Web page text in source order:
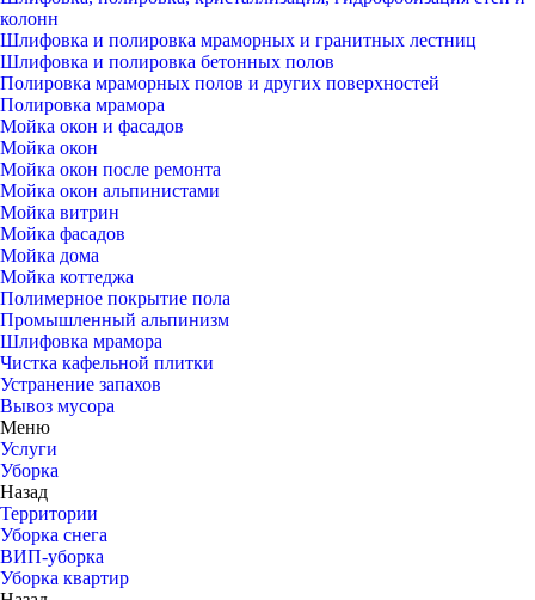
колонн
Шлифовка и полировка мраморных и гранитных лестниц
Шлифовка и полировка бетонных полов
Полировка мраморных полов и других поверхностей
Полировка мрамора
Мойка окон и фасадов
Мойка окон
Мойка окон после ремонта
Мойка окон альпинистами
Мойка витрин
Мойка фасадов
Мойка дома
Мойка коттеджа
Полимерное покрытие пола
Промышленный альпинизм
Шлифовка мрамора
Чистка кафельной плитки
Устранение запахов
Вывоз мусора
Меню
Услуги
Уборка
Назад
Территории
Уборка снега
ВИП-уборка
Уборка квартир